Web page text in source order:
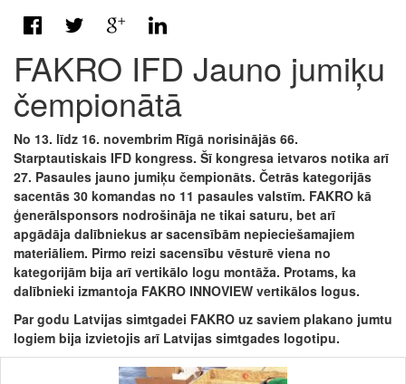
FAKRO IFD Jauno jumiķu
čempionātā
No 13. līdz 16. novembrim Rīgā norisinājās 66.
Starptautiskais IFD kongress. Šī kongresa ietvaros notika arī
27. Pasaules jauno jumiķu čempionāts. Četrās kategorijās
sacentās 30 komandas no 11 pasaules valstīm. FAKRO kā
ģenerālsponsors nodrošināja ne tikai saturu, bet arī
apgādāja dalībniekus ar sacensībām nepieciešamajiem
materiāliem. Pirmo reizi sacensību vēsturē viena no
kategorijām bija arī vertikālo logu montāža. Protams, ka
dalībnieki izmantoja FAKRO INNOVIEW vertikālos logus.
Par godu Latvijas simtgadei FAKRO uz saviem plakano jumtu
logiem bija izvietojis arī Latvijas simtgades logotipu.